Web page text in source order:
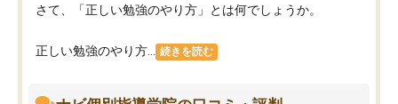
さて、「正しい勉強のやり方」とは何でしょうか。
正しい勉強のやり方... 続きを読む